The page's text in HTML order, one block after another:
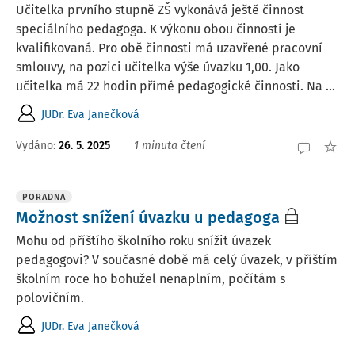
Učitelka prvního stupně ZŠ vykonává ještě činnost
speciálního pedagoga. K výkonu obou činností je
kvalifikovaná. Pro obě činnosti má uzavřené pracovní
smlouvy, na pozici učitelka výše úvazku 1,00. Jako
učitelka má 22 hodin přímé pedagogické činnosti. Na ...
JUDr. Eva Janečková
Vydáno: 26. 5. 2025 1 minuta čtení
PORADNA
Možnost snížení úvazku u pedagoga
Mohu od příštího školního roku snížit úvazek
pedagogovi? V současné době má celý úvazek, v příštím
školním roce ho bohužel nenaplním, počítám s
polovičním.
JUDr. Eva Janečková